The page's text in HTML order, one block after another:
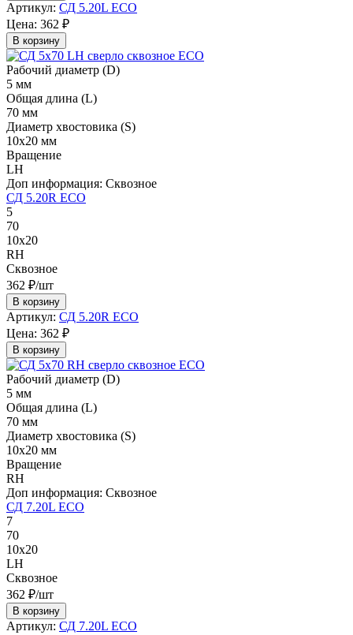
Артикул: СД 5.20L ECO
Цена: 362 ₽
В корзину
Рабочий диаметр (D)
5 мм
Общая длина (L)
70 мм
Диаметр хвостовика (S)
10х20 мм
Вращение
LH
Доп информация: Сквозное
СД 5.20R ECO
5
70
10х20
RH
Сквозное
362 ₽/шт
В корзину
Артикул: СД 5.20R ECO
Цена: 362 ₽
В корзину
Рабочий диаметр (D)
5 мм
Общая длина (L)
70 мм
Диаметр хвостовика (S)
10х20 мм
Вращение
RH
Доп информация: Сквозное
СД 7.20L ECO
7
70
10х20
LH
Сквозное
362 ₽/шт
В корзину
Артикул: СД 7.20L ECO